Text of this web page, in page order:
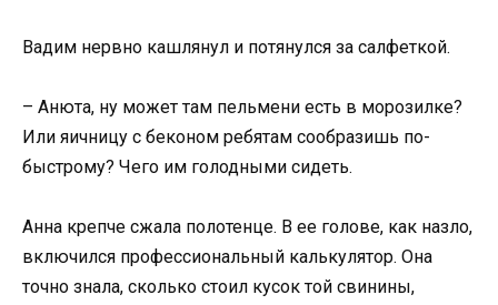
Вадим нервно кашлянул и потянулся за салфеткой.
– Анюта, ну может там пельмени есть в морозилке?
Или яичницу с беконом ребятам сообразишь по-
быстрому? Чего им голодными сидеть.
Анна крепче сжала полотенце. В ее голове, как назло,
включился профессиональный калькулятор. Она
точно знала, сколько стоил кусок той свинины,